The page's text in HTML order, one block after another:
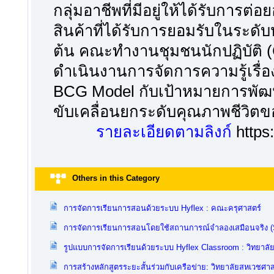
กลุ่มอาชีพที่มีอยู่ให้ได้รับการต่อ
สินค้าที่ได้รับการยอมรับในระดั
ต้น คณะทำงานชุมชนนักปฏิบัติ
ดำเนินงานการจัดการความรู้เ
BCG Model กับเป้าหมายการพั
ขับเคลื่อนยกระดับคุณภาพชีวิต
รายละเอียดตามลิงก์
Others in this Category
การจัดการเรียนการสอนด้วยระบบ Hyflex : คณะครุศาสตร์
การจัดการเรียนการสอนโดยใช้สถานการณ์จำลองเสมือนจริง
รูปแบบการจัดการเรียนด้วยระบบ Hyflex Classroom : วิทยาลั
การสร้างหลักสูตรระยะสั้นร่วมกับเครือข่าย: วิทยาลัยสหเวชศา